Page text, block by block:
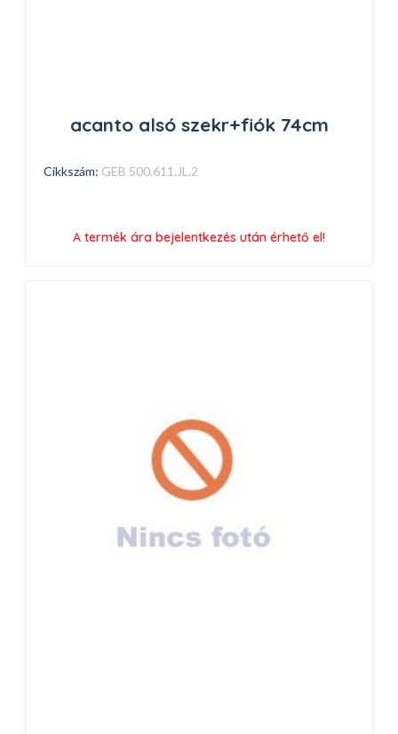
acanto alsó szekr+fiók 74cm
Cikkszám: GEB 500.611.JL.2
A termék ára bejelentkezés után érhető el!